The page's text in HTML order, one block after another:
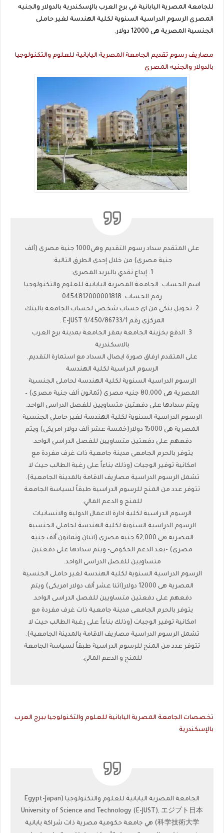
للجامعة المصرية اليابانية في برج العرب بالإسكندرية بالدولار والجنيه
المصري الرسوم الدراسية السنوية لكلية الهندسة لغير حاملى
الجنسية المصرية هى 12000 دولار.
مصاريف رسوم تقديم الجامعة المصرية اليابانية للعلوم والتكنولوجيا
بالدولار والجنيه المصري
على المتقدم سداد رسوم التقديم وهى1000 جنية مصرى (ألف
جنية مصرى) من خلال إحدى الطرق التالية:
1. إيداع نقدي بالبريد المصرى:
اسم الحساب: الجامعة المصرية اليابانية للعلوم والتكنولوجيا
رقم الحساب: 0454812000001818
2. تحويل بنكى من اى حساب شخصى لحساب الجامعة بالبنك
المركزى رقم E-JUST 9/450/86733/1 .
3. الدقع بخزينة الجامعة بمقر الجامعة بمدينة برج العرب
بالاسكندرية
على المتقدم ارفاق صورة ايصال السداد مع استمارة التقديم.
الرسوم الدراسية لكلية الهندسة
الرسوم الدراسية السنوية لكلية الهندسة لحاملى الجنسية
المصرية هى 80,000 جنيه مصرى (ثمانون ألف جنية مصرى) –
ويتم سدادها على دفعتين متساويين للفصل الدراسى الواحد.
الرسوم الدراسية السنوية لكلية الهندسة لغير حاملى الجنسية
المصرية هى 15000 دولار(خمسة عشر ألف دولار امريكى) ويتم
دفعهم على دفعتين متساويين للفصل الدراسى الواحد.
يتوفر بالحرم الجامعى مدينة جامعية ذات غرف مفردة مع
امكانية توفير الوجبات (وذلك بناءاً على رغبة الطالب حيث لا
تشمل الرسوم الدراسية مصاريف الاقامة بالمدينة الجامعية).
تتوفر عدد من المنح للرسوم الدراسية طبقاً لسياسة الجامعة
للمنح و الدعم المالي.
الرسوم الدراسية لكلية ادارة الاعمال الدولية والانسانيات
الرسوم الدراسية السنوية لكلية الهندسة لحاملى الجنسية
المصرية هى 62,000 جنيه مصرى (اثنان وثمانون ألف جنية
مصرى) -بعد الدعم الحكومى- ويتم سدادها على دفعتين
متساويين للفصل الدراسى الواحد.
الرسوم الدراسية السنوية لكلية الهندسة لغير حاملى الجنسية
المصرية هى 12000 دولار(اثنا عشر ألف دولار امريكى) ويتم
دفعهم على دفعتين متساويين للفصل الدراسى الواحد.
يتوفر بالحرم الجامعى مدينة جامعية ذات غرف مفردة مع
امكانية توفير الوجبات (وذلك بناءاً على رغبة الطالب حيث لا
تشمل الرسوم الدراسية مصاريف الاقامة بالمدينة الجامعية).
تتوفر عدد من المنح للرسوم الدراسية طبقاً لسياسة الجامعة
للمنح و الدعم المالي.
تخصصات الجامعة المصرية اليابانية للعلوم والتكنولوجيا ببرج العرب
بالإسكندرية
الجامعة المصرية اليابانية للعلوم والتكنولوجيا (Egypt-Japan
University of Science and Technology (E-JUST), エジプト日本
科学技術大学) هي جامعة حكومية مصرية ذات شراكة يابانية